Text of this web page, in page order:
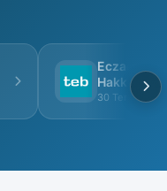
Eczacı
Hakkında
30 Tem 2026